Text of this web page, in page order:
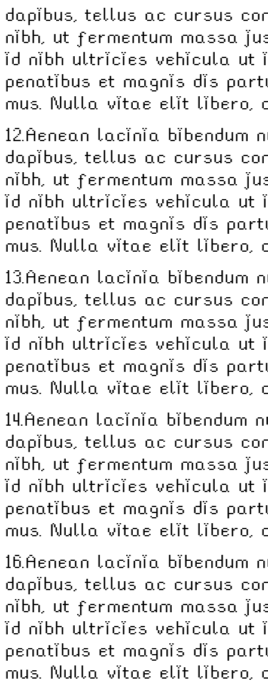
dapibus, tellus ac cursus
nibh, ut fermentum massa
id nibh ultricies vehicula ut
penatibus et magnis dis
mus. Nulla vitae elit libero,
12.Aenean lacinia bibendum
dapibus, tellus ac cursus
nibh, ut fermentum massa
id nibh ultricies vehicula ut
penatibus et magnis dis
mus. Nulla vitae elit libero,
13.Aenean lacinia bibendum
dapibus, tellus ac cursus
nibh, ut fermentum massa
id nibh ultricies vehicula ut
penatibus et magnis dis
mus. Nulla vitae elit libero,
14.Aenean lacinia bibendum
dapibus, tellus ac cursus
nibh, ut fermentum massa
id nibh ultricies vehicula ut
penatibus et magnis dis
mus. Nulla vitae elit libero,
16.Aenean lacinia bibendum
dapibus, tellus ac cursus
nibh, ut fermentum massa
id nibh ultricies vehicula ut
penatibus et magnis dis
mus. Nulla vitae elit libero,